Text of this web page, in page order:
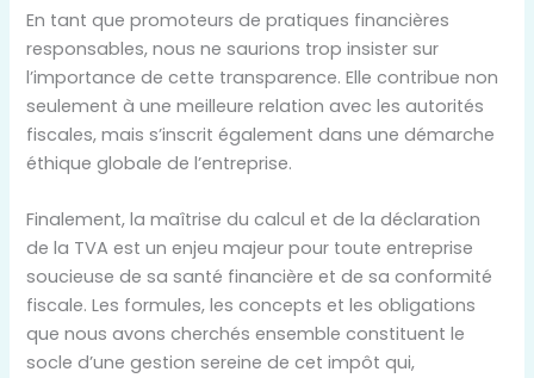
En tant que promoteurs de pratiques financières
responsables, nous ne saurions trop insister sur
l’importance de cette transparence. Elle contribue non
seulement à une meilleure relation avec les autorités
fiscales, mais s’inscrit également dans une démarche
éthique globale de l’entreprise.
Finalement, la maîtrise du calcul et de la déclaration
de la TVA est un enjeu majeur pour toute entreprise
soucieuse de sa santé financière et de sa conformité
fiscale. Les formules, les concepts et les obligations
que nous avons cherchés ensemble constituent le
socle d’une gestion sereine de cet impôt qui,